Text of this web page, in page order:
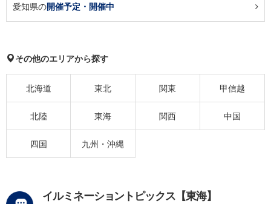
愛知県の開催予定・開催中
その他のエリアから探す
北海道 東北 関東 甲信越
北陸 東海 関西 中国
四国 九州・沖縄
イルミネーショントピックス【東海】